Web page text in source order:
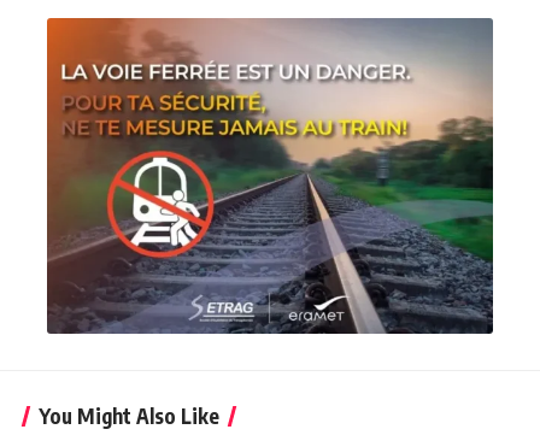
You Might Also Like